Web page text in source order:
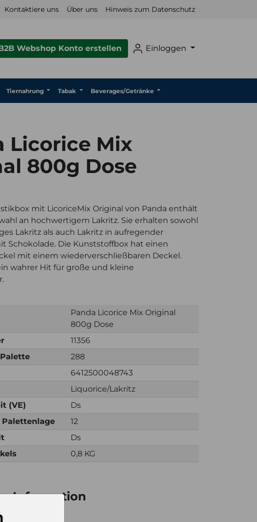
Kontaktiere uns Über uns Hinweis zum Datenschutz
Webshop Konto erstellen Einloggen
Tiernahrung Tabak Beverages/Getränke
Licorice Mix
800g Dose
mit LicoriceMix Original von Panda enthält
an hochwertigem Lakritz. Sie erhalten sowohl
Lakritz als auch Lakritz in aufregender
Schokolade. Die Kunststoffbox hat einen
mit einem wiederverschließbaren Deckel.
wahrer Hit für große und kleine
Panda Licorice Mix Original
800g Dose
11356
288
6412500048743
Liquorice/Lakritz
(VE)
Ds
Palettenlage
12
Ds
0,8 KG
Information
(VE)